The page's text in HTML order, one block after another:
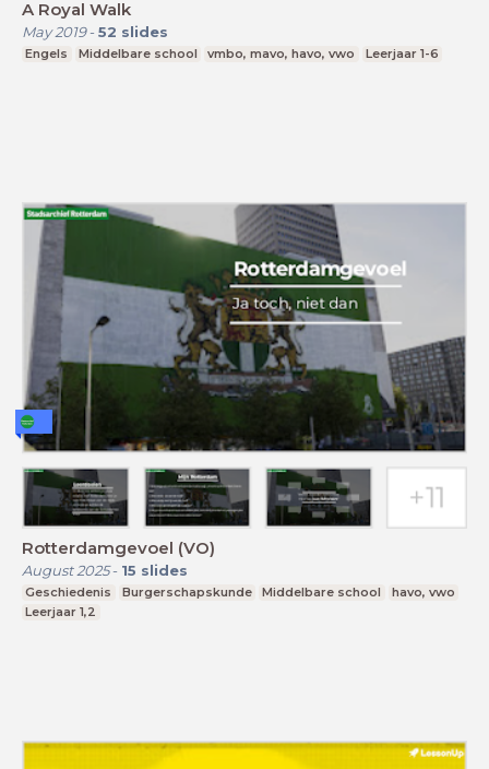
A Royal Walk
May 2019- 52 slides
Engels Middelbare school vmbo, mavo, havo, vwo Leerjaar 1-6
Rotterdamgevoel (VO)
August 2025- 15 slides
Geschiedenis Burgerschapskunde Middelbare school
havo, vwo
Leerjaar 1,2